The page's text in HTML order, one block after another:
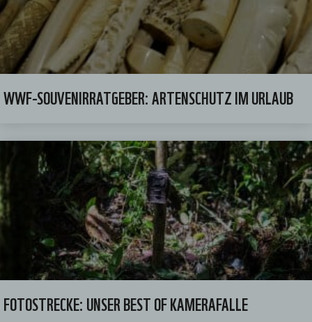
WWF-SOUVENIRRATGEBER: ARTENSCHUTZ IM URLAUB
FOTOSTRECKE: UNSER BEST OF KAMERAFALLE